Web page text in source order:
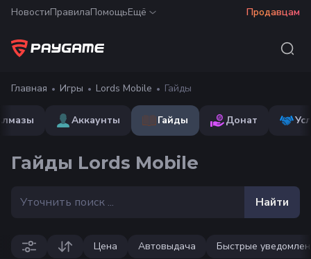
НовостиПравилаПомощьЕщё Продавцам
Главная Игры Lords Mobile Гайды
Аккаунты Гайды Донат
Гайды Lords Mobile
Найти
Цена Автовыдача Быстрые